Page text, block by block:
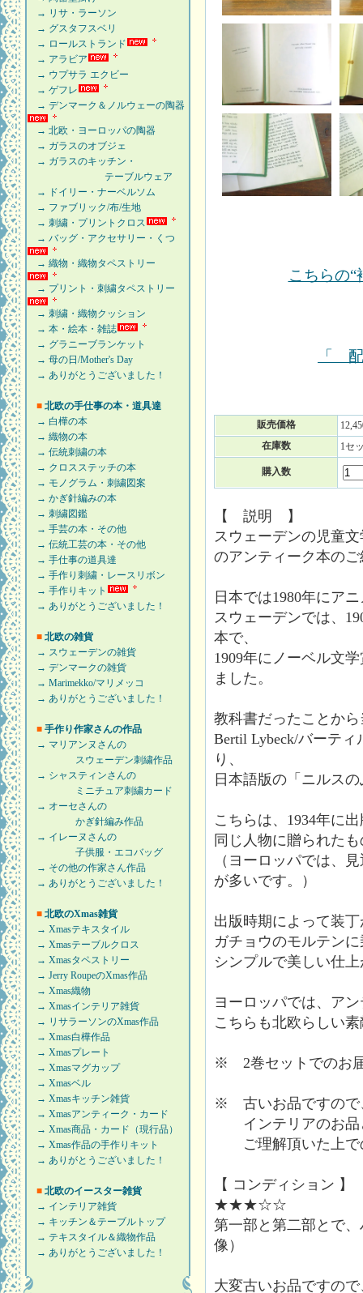
→ リサ・ラーソン
→ グスタフスベリ
→ ロールストランド
→ アラビア
→ ウプサラ エクビー
→ ゲフレ
→ デンマーク＆ノルウェーの陶器
→ 北欧・ヨーロッパの陶器
→ ガラスのオブジェ
→ ガラスのキッチン・
テーブルウェア
→ ドイリー・ナーベルソム
→ ファブリック/布/生地
→ 刺繍・プリントクロス
→ バッグ・アクセサリー・くつ
→ 織物・織物タペストリー
→ プリント・刺繍タペストリー
→ 刺繍・織物クッション
→ 本・絵本・雑誌
→ グラニーブランケット
→ 母の日/Mother's Day
→ ありがとうございました！
■ 北欧の手仕事の本・道具達
→ 白樺の本
→ 織物の本
→ 伝統刺繍の本
→ クロスステッチの本
→ モノグラム・刺繍図案
→ かぎ針編みの本
→ 刺繍図鑑
→ 手芸の本・その他
→ 伝統工芸の本・その他
→ 手仕事の道具達
→ 手作り刺繍・レースリボン
→ 手作りキット
→ ありがとうございました！
■ 北欧の雑貨
→ スウェーデンの雑貨
→ デンマークの雑貨
→ Marimekko/マリメッコ
→ ありがとうございました！
■ 手作り作家さんの作品
→ マリアンヌさんの
スウェーデン刺繍作品
→ シャスティンさんの
ミニチュア刺繍カード
→ オーセさんの
かぎ針編み作品
→ イレーヌさんの
子供服・エコバッグ
→ その他の作家さん作品
→ ありがとうございました！
■ 北欧のXmas雑貨
→ Xmasテキスタイル
→ Xmasテーブルクロス
→ Xmasタペストリー
→ Jerry RoupeのXmas作品
→ Xmas織物
→ Xmasインテリア雑貨
→ リサラーソンのXmas作品
→ Xmas白樺作品
→ Xmasプレート
→ Xmasマグカップ
→ Xmasベル
→ Xmasキッチン雑貨
→ Xmasアンティーク・カード
→ Xmas商品・カード（現行品）
→ Xmas作品の手作りキット
→ ありがとうございました！
■ 北欧のイースター雑貨
→ インテリア雑貨
→ キッチン＆テーブルトップ
→ テキスタイル＆織物作品
→ ありがとうございました！
こちらの“
「
販売価格
在庫数
1セ
購入数
【 説明 】
スウェーデンの児童文
のアンティーク本の
日本では1980年にア
スウェーデンでは、
本で、
1909年にノーベル文
ました。
教科書だったことか
Bertil Lybeck/バーテ
り、
日本語版の「ニルス
こちらは、1934年に
同じ人物に贈られた
（ヨーロッパでは、
が多いです。）
出版時期によって装
ガチョウのモルテン
シンプルで美しい仕
ヨーロッパでは、ア
こちらも北欧らしい
※ 2巻セットでのお
※ 古いお品ですので
インテリアのお品
ご理解頂いた上で
【 コンディション 】
★★★☆☆
第一部と第二部とで
像）
大変古いお品ですの